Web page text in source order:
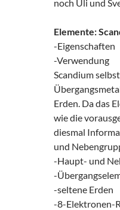
noch Uli und
Elemente:
-Eigenschaften
-Verwendung
Scandium
Erden. Da das
wie die
diesmal
und
-Haupt- und
-
-seltene Erden
-8-Elektronen-